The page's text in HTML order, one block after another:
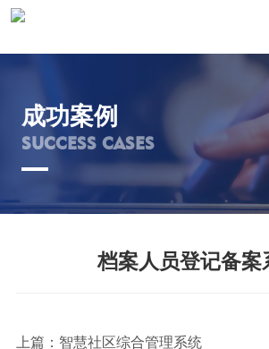
成功案例
SUCCESS CASES
档案人员登记备案
上篇： 智慧社区综合管理系统